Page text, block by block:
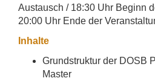
Austausch / 18:30 Uhr Beginn
20:00 Uhr Ende der
Inhalte
Grundstruktur der DOSB
Master